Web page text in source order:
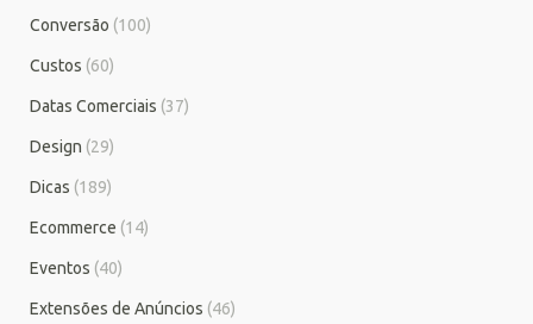
Conversão (100)
Custos (60)
Datas Comerciais (37)
Design (29)
Dicas (189)
Ecommerce (14)
Eventos (40)
Extensões de Anúncios (46)